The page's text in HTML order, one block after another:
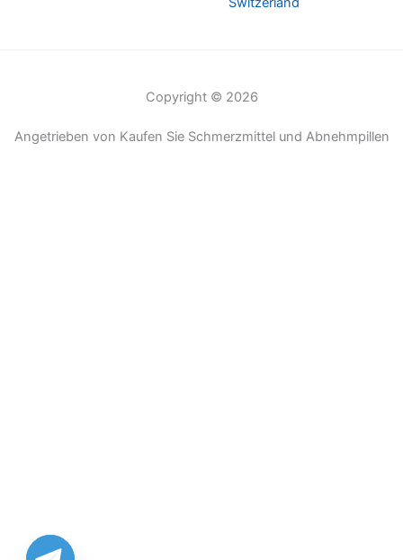
Copyright © 2026
Angetrieben von Kaufen Sie Schmerzmittel und Abnehmpillen